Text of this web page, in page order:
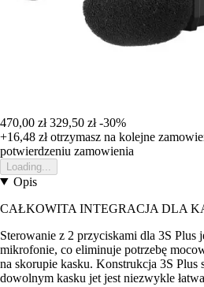
470,00 zł 329,50 zł -30%
+16,48 złotrzymasz na kolejne
potwierdzeniu zamowienia
Loading...
Opis
CAŁKOWITA INTEGRACJA DLA
Sterowanie z 2 przyciskami dla 3S Plus
mikrofonie, co eliminuje potrzebę
na skorupie kasku. Konstrukcja 3S Plus
dowolnym kasku jet jest niezwykle